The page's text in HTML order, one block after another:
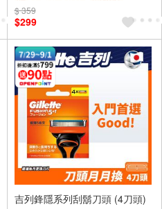
贈$200
$ 359
$299
吉列鋒隱系列刮鬍刀頭 (4刀頭)